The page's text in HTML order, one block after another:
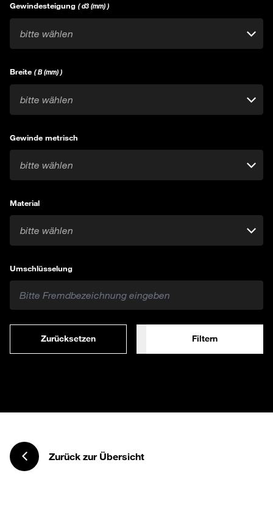
Gewindesteigung ( d3 (mm) )
bitte wählen
Breite ( B (mm) )
bitte wählen
Gewinde metrisch
bitte wählen
Material
bitte wählen
Umschlüsselung
Zurücksetzen Filtern
Zurück zur Übersicht